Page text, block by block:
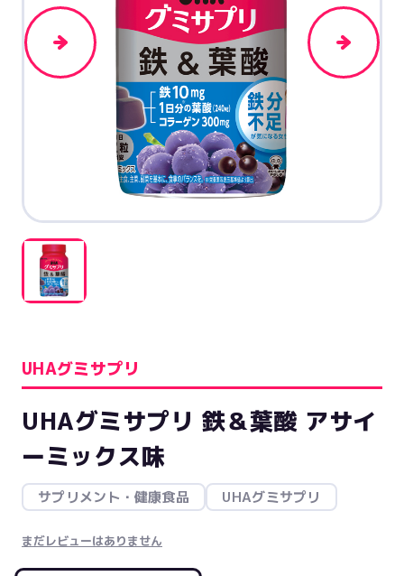
UHAグミサプリ
UHAグミサプリ 鉄＆葉酸 アサイ
ーミックス味
サプリメント・健康食品 UHAグミサプリ
まだレビューはありません